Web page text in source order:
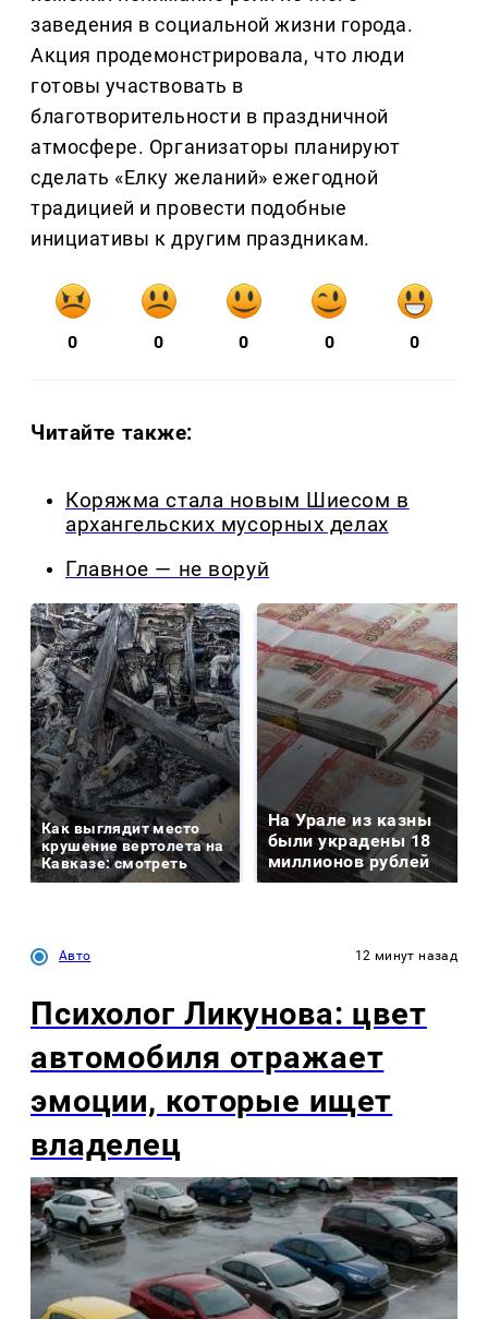
заведения в социальной жизни города.
Акция продемонстрировала, что люди
готовы участвовать в
благотворительности в праздничной
атмосфере. Организаторы планируют
сделать «Елку желаний» ежегодной
традицией и провести подобные
инициативы к другим праздникам.
0 0 0 0 0
Читайте также:
Коряжма стала новым Шиесом в
архангельских мусорных делах
Главное — не воруй
Как выглядит место
крушение вертолета на
Кавказе: смотреть
На Урале из казны
были украдены 18
миллионов рублей
Авто 12 минут назад
Психолог Ликунова: цвет
автомобиля отражает
эмоции, которые ищет
владелец